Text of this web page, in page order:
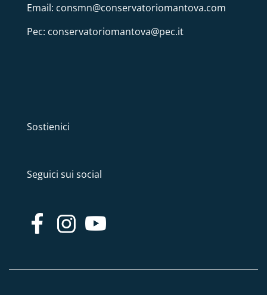
Email: consmn@conservatoriomantova.com
Pec: conservatoriomantova@pec.it
Sostienici
Seguici sui social